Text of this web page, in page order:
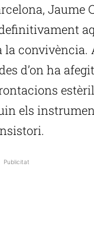
Jaume
la
d’on ha
els
Publicitat